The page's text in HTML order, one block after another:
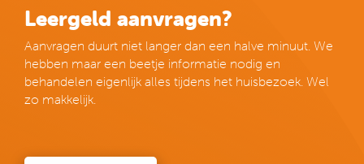
Leergeld aanvragen?
Aanvragen duurt niet langer dan een halve minuut. We
hebben maar een beetje informatie nodig en
behandelen eigenlijk alles tijdens het huisbezoek. Wel
zo makkelijk.